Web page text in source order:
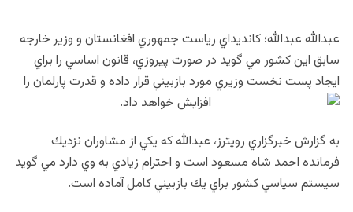
عبدالله عبدالله؛ كانديداي رياست جمهوري افغانستان و وزير خارجه
سابق اين كشور مي گويد در صورت پيروزي، قانون اساسي را براي
ايجاد پست نخست وزيري مورد بازبيني قرار داده و قدرت پارلمان را
افزايش خواهد داد.
به گزارش خبرگزاري رويترز، عبدالله كه يكي از مشاوران نزديك
فرمانده احمد شاه مسعود است و احترام زيادي به وي دارد مي گويد
سيستم سياسي كشور براي يك بازبيني كامل آماده است.